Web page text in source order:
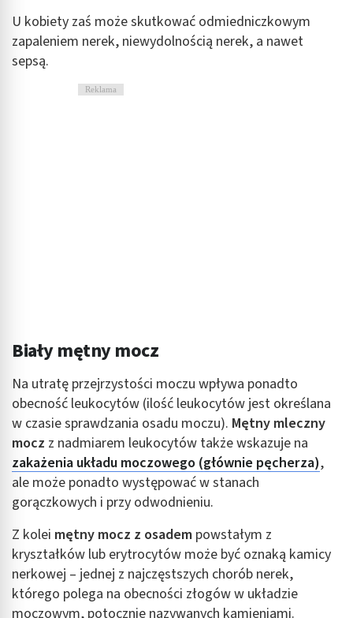
U kobiety zaś może skutkować odmiedniczkowym
zapaleniem nerek, niewydolnością nerek, a nawet
sepsą.
Reklama
Biały mętny mocz
Na utratę przejrzystości moczu wpływa ponadto
obecność leukocytów (ilość leukocytów jest określana
w czasie sprawdzania osadu moczu). Mętny mleczny
mocz z nadmiarem leukocytów także wskazuje na
zakażenia układu moczowego (głównie pęcherza),
ale może ponadto występować w stanach
gorączkowych i przy odwodnieniu.
Z kolei mętny mocz z osadem powstałym z
kryształków lub erytrocytów może być oznaką kamicy
nerkowej – jednej z najczęstszych chorób nerek,
którego polega na obecności złogów w układzie
moczowym, potocznie nazywanych kamieniami.
reklam
Wykorzystanie profili do wyboru
spersonalizowanych reklam
Tworzenie profili w celu personalizacji treści
Funkcje specjalne IAB:
Użycie dokładnych danych geolokalizacyjnych
Identyfikowanie urządzeń na podstawie
aktywnie żądanych informacji
Cele przetwarzania inne niż IAB:
Niezbędne
Wydajność (Performance)
Reklama / śledzenie